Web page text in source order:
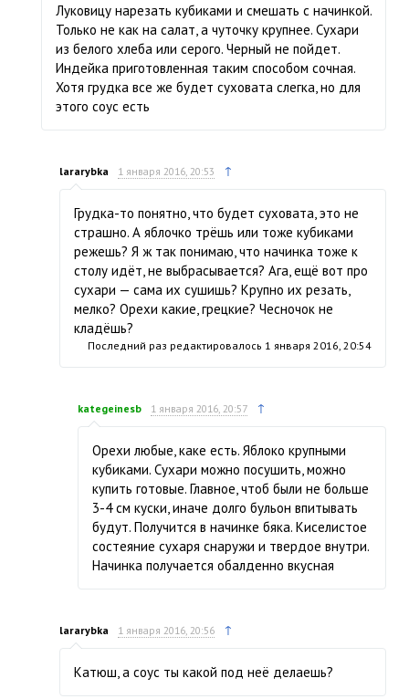
Луковицу нарезать кубиками и смешать с начинкой.
Только не как на салат, а чуточку крупнее. Сухари
из белого хлеба или серого. Черный не пойдет.
Индейка приготовленная таким способом сочная.
Хотя грудка все же будет суховата слегка, но для
этого соус есть
lararybka 1 января 2016, 20:53 ↑
Грудка-то понятно, что будет суховата, это не
страшно. А яблочко трёшь или тоже кубиками
режешь? Я ж так понимаю, что начинка тоже к
столу идёт, не выбрасывается? Ага, ещё вот про
сухари — сама их сушишь? Крупно их резать,
мелко? Орехи какие, грецкие? Чесночок не
кладёшь?
Последний раз редактировалось 1 января 2016, 20:54
kategeinesb 1 января 2016, 20:57 ↑
Орехи любые, каке есть. Яблоко крупными
кубиками. Сухари можно посушить, можно
купить готовые. Главное, чтоб были не больше
3-4 см куски, иначе долго бульон впитывать
будут. Получится в начинке бяка. Киселистое
состеяние сухаря снаружи и твердое внутри.
Начинка получается обалденно вкусная
lararybka 1 января 2016, 20:56 ↑
Катюш, а соус ты какой под неё делаешь?